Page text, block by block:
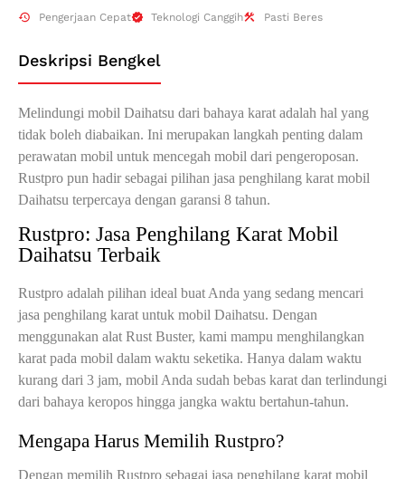
Pengerjaan Cepat Teknologi Canggih Pasti Beres
Deskripsi Bengkel
Melindungi mobil Daihatsu dari bahaya karat adalah hal yang
tidak boleh diabaikan. Ini merupakan langkah penting dalam
perawatan mobil untuk mencegah mobil dari pengeroposan.
Rustpro pun hadir sebagai pilihan jasa penghilang karat mobil
Daihatsu terpercaya dengan garansi 8 tahun.
Rustpro: Jasa Penghilang Karat Mobil
Daihatsu Terbaik
Rustpro adalah pilihan ideal buat Anda yang sedang mencari
jasa penghilang karat untuk mobil Daihatsu. Dengan
menggunakan alat Rust Buster, kami mampu menghilangkan
karat pada mobil dalam waktu seketika. Hanya dalam waktu
kurang dari 3 jam, mobil Anda sudah bebas karat dan terlindungi
dari bahaya keropos hingga jangka waktu bertahun-tahun.
Mengapa Harus Memilih Rustpro?
Dengan memilih Rustpro sebagai jasa penghilang karat mobil